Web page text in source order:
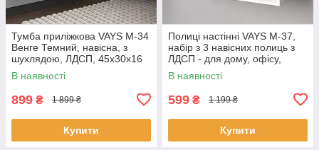
Тумба приліжкова VAYS M-34
Венге Темний, навісна, з
шухлядою, ЛДСП, 45х30х16
см – для спальні
В наявності
899 ₴ 1 899 ₴
Купити
Полиці настінні VAYS M-37,
набір з 3 навісних полиць з
ЛДСП - для дому, офісу,
вітальні
В наявності
599 ₴ 1 199 ₴
Купити